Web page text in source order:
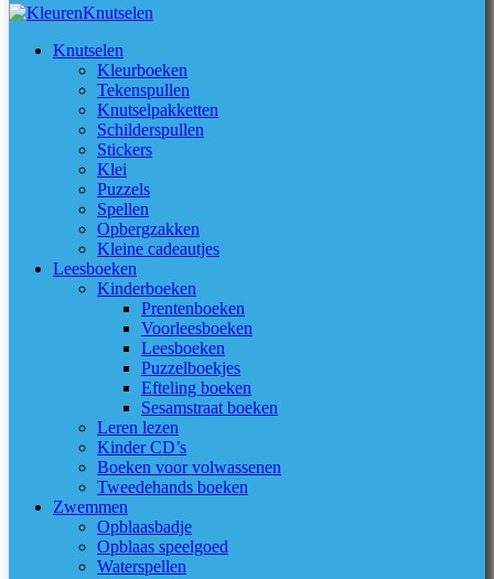
Knutselen
Kleurboeken
Tekenspullen
Knutselpakketten
Schilderspullen
Stickers
Klei
Puzzels
Spellen
Opbergzakken
Kleine cadeautjes
Leesboeken
Kinderboeken
Prentenboeken
Voorleesboeken
Leesboeken
Puzzelboekjes
Efteling boeken
Sesamstraat boeken
Leren lezen
Kinder CD’s
Boeken voor volwassenen
Tweedehands boeken
Zwemmen
Opblaasbadje
Opblaas speelgoed
Waterspellen